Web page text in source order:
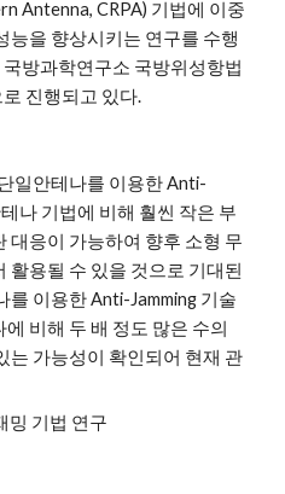
Antenna, CRPA) 기법에 이중
능을 향상시키는 연구를 수행
방과학연구소 국방위성항법
진행되고 있다.
일안테나를 이용한 Anti-
나 기법에 비해 훨씬 작은 부
대응이 가능하여 향후 소형 무
활용될 수 있을 것으로 기대된
를 이용한 Anti-Jamming 기술
비해 두 배 정도 많은 수의
는 가능성이 확인되어 현재 관
밍 기법 연구